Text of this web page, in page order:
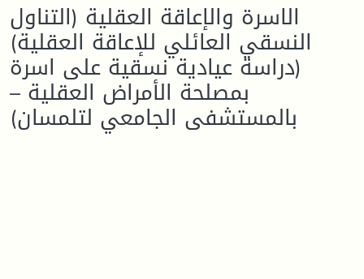
الاسرة والإعاقة العقلية (التناول
النسقي العائلي للإعاقة العقلية)
(دراسة عيادية نسقية على اسرة
بمصلحة الأمراض العقلية –
بالمستشفى الجامعي لتلمسان)